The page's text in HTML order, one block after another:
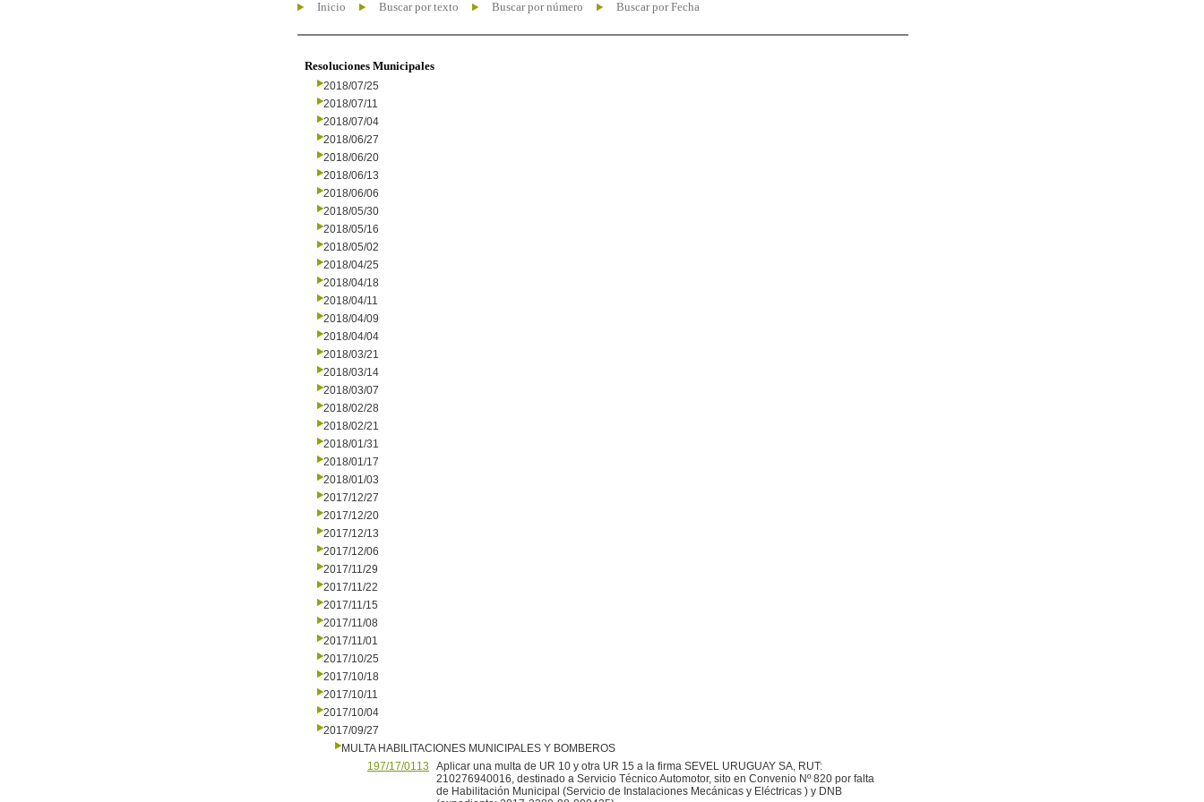
Inicio Buscar por texto Buscar por número Buscar por Fecha
Resoluciones Municipales
2018/07/25
2018/07/11
2018/07/04
2018/06/27
2018/06/20
2018/06/13
2018/06/06
2018/05/30
2018/05/16
2018/05/02
2018/04/25
2018/04/18
2018/04/11
2018/04/09
2018/04/04
2018/03/21
2018/03/14
2018/03/07
2018/02/28
2018/02/21
2018/01/31
2018/01/17
2018/01/03
2017/12/27
2017/12/20
2017/12/13
2017/12/06
2017/11/29
2017/11/22
2017/11/15
2017/11/08
2017/11/01
2017/10/25
2017/10/18
2017/10/11
2017/10/04
2017/09/27
MULTA HABILITACIONES MUNICIPALES Y BOMBEROS
197/17/0113
Aplicar una multa de UR 10 y otra UR 15 a la firma SEVEL URUGUAY SA, RUT:
210276940016, destinado a Servicio Técnico Automotor, sito en Convenio Nº 820 por falta
de Habilitación Municipal (Servicio de Instalaciones Mecánicas y Eléctricas ) y DNB